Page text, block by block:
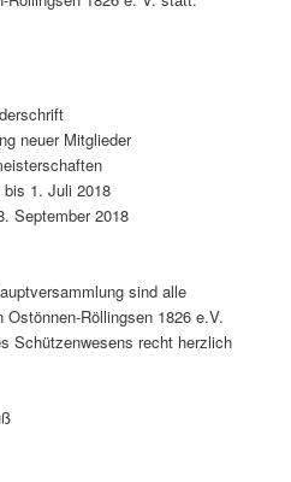
neuer Mitglieder
1. Juli 2018
September 2018
sind alle
Röllingsen 1826 e.V.
Schützenwesens recht herzlich